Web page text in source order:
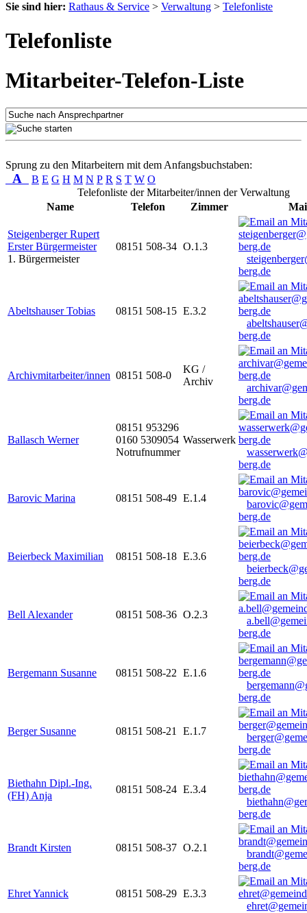
Sie sind hier: Rathaus & Service > Verwaltung > Telefonliste
Telefonliste
Mitarbeiter-Telefon-Liste
Sprung zu den Mitarbeitern mit dem Anfangsbuchstaben:
A B E G H M N P R S T W O
Telefonliste der Mitarbeiter/innen der Verwaltung
Name
Telefon Zimmer
Steigenberger Rupert
Erster Bürgermeister
1. Bürgermeister
08151 508-34 O.1.3
berg.de
Abeltshauser Tobias 08151 508-15 E.3.2
berg.de
Archivmitarbeiter/innen 08151 508-0
KG /
Archiv
berg.de
Ballasch Werner
08151 953296
0160 5309054
Notrufnummer
Wasserwerk
berg.de
Barovic Marina 08151 508-49 E.1.4
berg.de
Beierbeck Maximilian 08151 508-18 E.3.6
berg.de
Bell Alexander 08151 508-36 O.2.3
berg.de
Bergemann Susanne 08151 508-22 E.1.6
berg.de
Berger Susanne 08151 508-21 E.1.7
berg.de
Biethahn Dipl.-Ing.
(FH) Anja
08151 508-24 E.3.4
berg.de
Brandt Kirsten 08151 508-37 O.2.1
berg.de
Ehret Yannick 08151 508-29 E.3.3